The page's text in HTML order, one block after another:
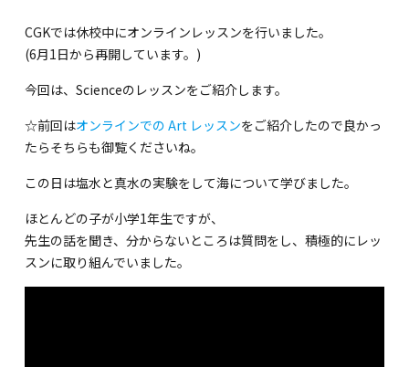
初等部 (1～5年生)
中等部 (6～9年生)
海外留学・グローバル
コミュニティ
CGKでは休校中にオンラインレッスンを行いました。
(6月1日から再開しています。)
今回は、Scienceのレッスンをご紹介します。
☆前回はオンラインでの Art レッスンをご紹介したので良かっ
たらそちらも御覧くださいね。
この日は塩水と真水の実験をして海について学びました。
ほとんどの子が小学1年生ですが、
先生の話を聞き、分からないところは質問をし、積極的にレッ
スンに取り組んでいました。